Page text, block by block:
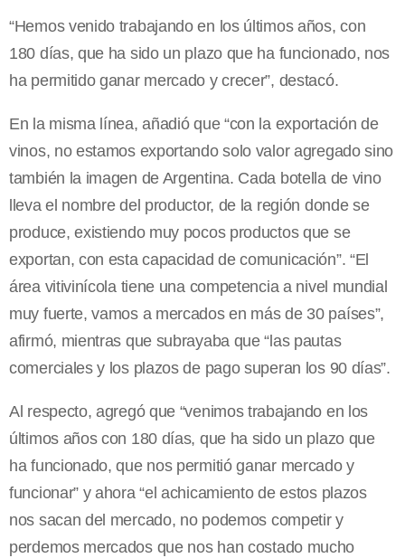
“Hemos venido trabajando en los últimos años, con
180 días, que ha sido un plazo que ha funcionado, nos
ha permitido ganar mercado y crecer”, destacó.
En la misma línea, añadió que “con la exportación de
vinos, no estamos exportando solo valor agregado sino
también la imagen de Argentina. Cada botella de vino
lleva el nombre del productor, de la región donde se
produce, existiendo muy pocos productos que se
exportan, con esta capacidad de comunicación”. “El
área vitivinícola tiene una competencia a nivel mundial
muy fuerte, vamos a mercados en más de 30 países”,
afirmó, mientras que subrayaba que “las pautas
comerciales y los plazos de pago superan los 90 días”.
Al respecto, agregó que “venimos trabajando en los
últimos años con 180 días, que ha sido un plazo que
ha funcionado, que nos permitió ganar mercado y
funcionar” y ahora “el achicamiento de estos plazos
nos sacan del mercado, no podemos competir y
perdemos mercados que nos han costado mucho